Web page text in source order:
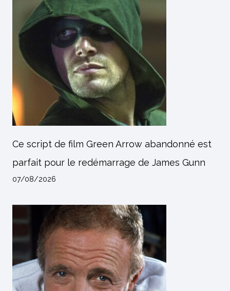
Ce script de film Green Arrow abandonné est
parfait pour le redémarrage de James Gunn
07/08/2026